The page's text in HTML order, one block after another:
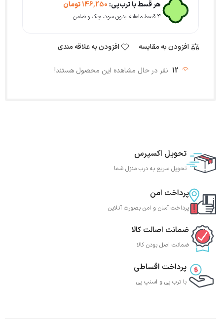
هر قسط با ترب‌پی: 146,250تومان
۴ قسط ماهانه. بدون سود، چک و ضامن.
افزودن به مقایسه افزودن به علاقه مندی
12 نفر در حال مشاهده این محصول هستند!
تحویل اکسپرس
تحویل سریع به درب منزل شما
پرداخت امن
پرداخت آسان و امن بصورت آنلاین
ضمانت اصالت کالا
ضمانت اصل بودن کالا
پرداخت اقساطی
با ترب‌ پی و اسنپ پی